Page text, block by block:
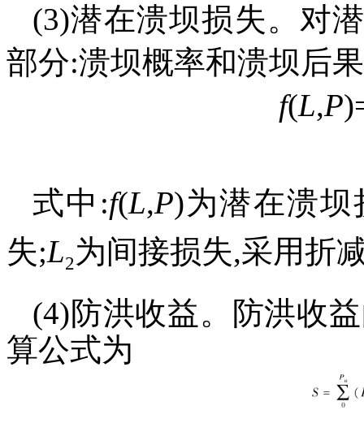
(3)潜在溃坝损失。对
部分:溃坝概率和溃坝后果
f(L,P
式中:f(L,P)为潜在溃坝
失;L2为间接损失,采用折
(4)防洪收益。防洪收
算公式为